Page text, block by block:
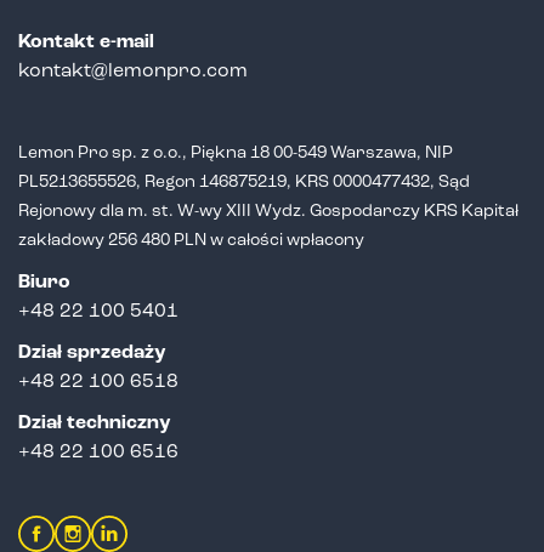
Kontakt e-mail
kontakt@lemonpro.com
Lemon Pro sp. z o.o., Piękna 18 00-549 Warszawa, NIP
PL5213655526, Regon 146875219, KRS 0000477432, Sąd
Rejonowy dla m. st. W-wy XIII Wydz. Gospodarczy KRS Kapitał
zakładowy 256 480 PLN w całości wpłacony
Biuro
+48 22 100 5401
Dział sprzedaży
+48 22 100 6518
Dział techniczny
+48 22 100 6516